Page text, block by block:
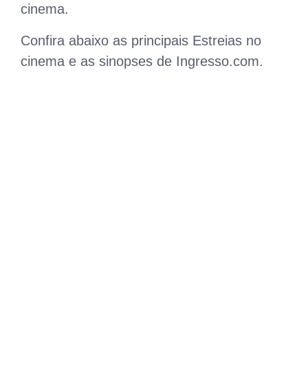
cinema.
Confira abaixo as principais Estreias no
cinema e as sinopses de Ingresso.com.